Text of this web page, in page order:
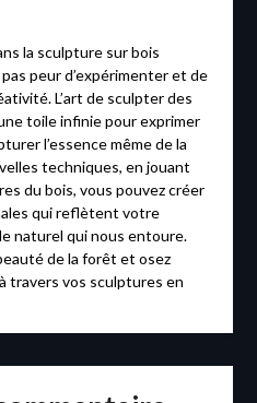
la sculpture sur bois
pas peur d’expérimenter et de
L’art de sculpter des
toile infinie pour exprimer
l’essence même de la
techniques, en jouant
du bois, vous pouvez créer
qui reflètent votre
naturel qui nous entoure.
de la forêt et osez
travers vos sculptures en